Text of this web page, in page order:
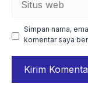
web
Simpan nama,
komentar saya